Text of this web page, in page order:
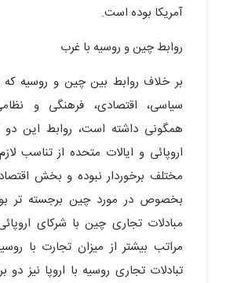
آمریکا بوده است.
روابط چین و روسیه با غرب
بر خلاف روابط بین چین و روسیه که
سیاسی، اقتصادی، فرهنگی و
همگونی داشته است، روابط این دو
اروپائی و ایالات متحده از تناسب
مختلف برخوردار نبوده و بخش
بخصوص در مورد چین برجسته تر
مبادلات تجاری چین با شرکای
مراتب بیشتر از میزان تجارت با
تبادلات تجاری روسیه با اروپا نیز دو